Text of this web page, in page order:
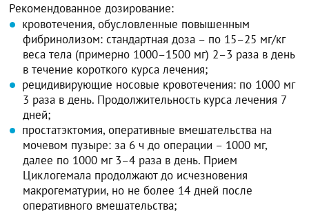
Рекомендованное дозирование:
кровотечения, обусловленные повышенным
фибринолизом: стандартная доза – по 15–25 мг/кг
веса тела (примерно 1000–1500 мг) 2–3 раза в день
в течение короткого курса лечения;
рецидивирующие носовые кровотечения: по 1000 мг
3 раза в день. Продолжительность курса лечения 7
дней;
простатэктомия, оперативные вмешательства на
мочевом пузыре: за 6 ч до операции – 1000 мг,
далее по 1000 мг 3–4 раза в день. Прием
Циклогемала продолжают до исчезновения
макрогематурии, но не более 14 дней после
оперативного вмешательства;